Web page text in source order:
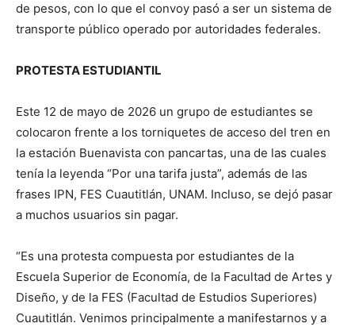
de pesos, con lo que el convoy pasó a ser un sistema de
transporte público operado por autoridades federales.
PROTESTA ESTUDIANTIL
Este 12 de mayo de 2026 un grupo de estudiantes se
colocaron frente a los torniquetes de acceso del tren en
la estación Buenavista con pancartas, una de las cuales
tenía la leyenda “Por una tarifa justa”, además de las
frases IPN, FES Cuautitlán, UNAM. Incluso, se dejó pasar
a muchos usuarios sin pagar.
“Es una protesta compuesta por estudiantes de la
Escuela Superior de Economía, de la Facultad de Artes y
Diseño, y de la FES (Facultad de Estudios Superiores)
Cuautitlán. Venimos principalmente a manifestarnos y a